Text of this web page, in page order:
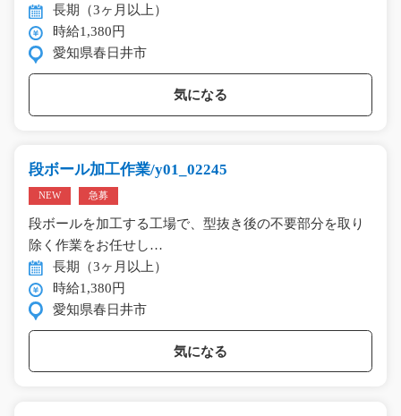
長期（3ヶ月以上）
時給1,380円
愛知県春日井市
気になる
段ボール加工作業/y01_02245
NEW 急募
段ボールを加工する工場で、型抜き後の不要部分を取り
除く作業をお任せし…
長期（3ヶ月以上）
時給1,380円
愛知県春日井市
気になる